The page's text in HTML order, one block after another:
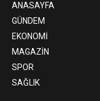
ANASAYFA
GÜNDEM
EKONOMİ
MAGAZİN
SPOR
SAĞLIK